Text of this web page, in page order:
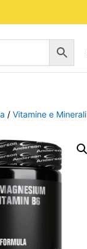
/Vitamine e Minerali